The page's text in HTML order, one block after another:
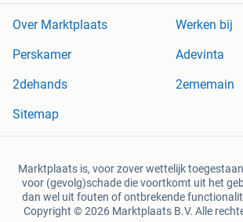
Over Marktplaats
Werken bij
Perskamer
Adevinta
2dehands
2ememain
Sitemap
Marktplaats is, voor zover wettelijk
voor (gevolg)schade die voortkomt uit het
dan wel uit fouten of ontbrekende
Copyright © 2026 Marktplaats B.V. Alle